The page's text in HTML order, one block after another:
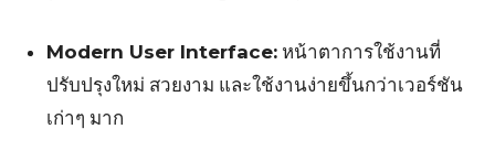
Modern User Interface:หน้าตาการใช้งานที่
ปรับปรุงใหม่ สวยงาม และใช้งานง่ายขึ้นกว่าเวอร์ชัน
เก่าๆ มาก